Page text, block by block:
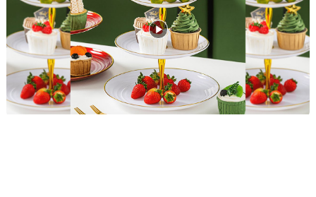
lama, tapi juga aman untuk makanan. Materialnya tidak akan
meninggalkan bau pada makanan. Memastikan rasa kue tetap
terjaga.
Mudah Dipasang dan Dibongkar
Tak perlu khawatir soal pemasangan rak kue susun. TaffHOME
membuat produknya dengan model detachable yang membuat
proses bongkar pasang lebih mudah. Anda juga bisa menyesuaikan
jumlah tingkat sesuai kebutuhan.